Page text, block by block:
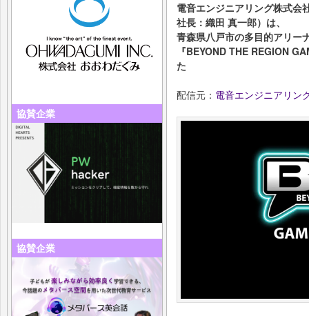
協賛企業
協賛企業
電音エンジニアリング株式会
社長：織田 真一郎）は、
青森県八戸市の多⽬的アリー
『BEYOND THE REGION
た
配信元： 電音エンジニアリン